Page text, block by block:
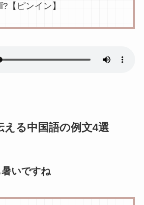
【ピンイン】
える中国語の例文4選
いですね